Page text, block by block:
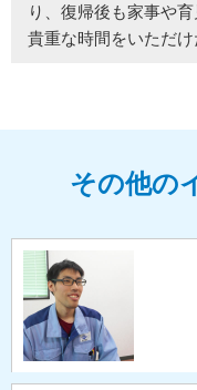
り、復帰後も家事や
貴重な時間をいただけ
その他の